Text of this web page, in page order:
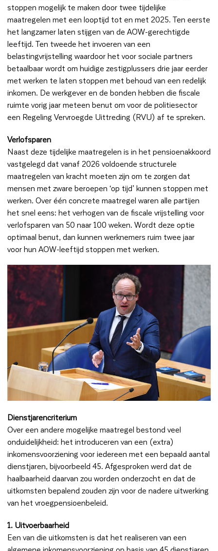
stoppen mogelijk te maken door twee tijdelijke
maatregelen met een looptijd tot en met 2025. Ten eerste
het langzamer laten stijgen van de AOW-gerechtigde
leeftijd. Ten tweede het invoeren van een
belastingvrijstelling waardoor het voor sociale partners
betaalbaar wordt om huidige zestigplussers drie jaar eerder
met werken te laten stoppen met behoud van een redelijk
inkomen. De werkgever en de bonden hebben die fiscale
ruimte vorig jaar meteen benut om voor de politiesector
een Regeling Vervroegde Uittreding (RVU) af te spreken.
Verlofsparen
Naast deze tijdelijke maatregelen is in het pensioenakkoord
vastgelegd dat vanaf 2026 voldoende structurele
maatregelen van kracht moeten zijn om te zorgen dat
mensen met zware beroepen ‘op tijd’ kunnen stoppen met
werken. Over één concrete maatregel waren alle partijen
het snel eens: het verhogen van de fiscale vrijstelling voor
verlofsparen van 50 naar 100 weken. Wordt deze optie
optimaal benut, dan kunnen werknemers ruim twee jaar
voor hun AOW-leeftijd stoppen met werken.
Dienstjarencriterium
Over een andere mogelijke maatregel bestond veel
onduidelijkheid: het introduceren van een (extra)
inkomensvoorziening voor iedereen met een bepaald aantal
dienstjaren, bijvoorbeeld 45. Afgesproken werd dat de
haalbaarheid daarvan zou worden onderzocht en dat de
uitkomsten bepalend zouden zijn voor de nadere uitwerking
van het vroegpensioenbeleid.
1. Uitvoerbaarheid
Een van die uitkomsten is dat het realiseren van een